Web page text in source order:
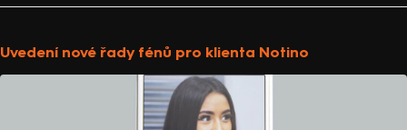
Uvedení nové řady fénů pro klienta Notino